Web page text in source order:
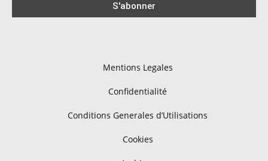
Mentions Legales
Confidentialité
Conditions Generales d’Utilisations
Cookies